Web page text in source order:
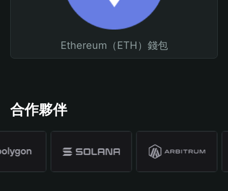
Ethereum（ETH）錢包
合作夥伴